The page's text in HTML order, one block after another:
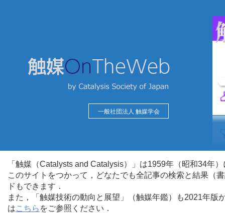
一般社団法人 触媒学会
「触媒（Catalysts and Catalysis）」は1959年（昭和34年
このサイトをつかって，どなたでも全記事の検索と結果（
ドもできます．
また，「触媒技術の動向と展望」（触媒年鑑）も2021年
はこちら をご参照ください．